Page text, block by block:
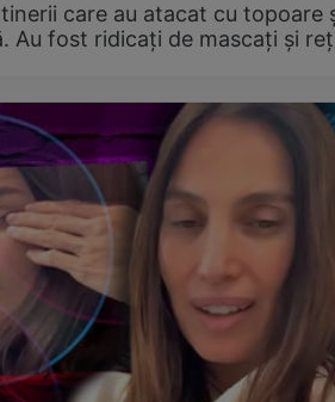
care au atacat cu topoare
Au fost ridicați de mascați și